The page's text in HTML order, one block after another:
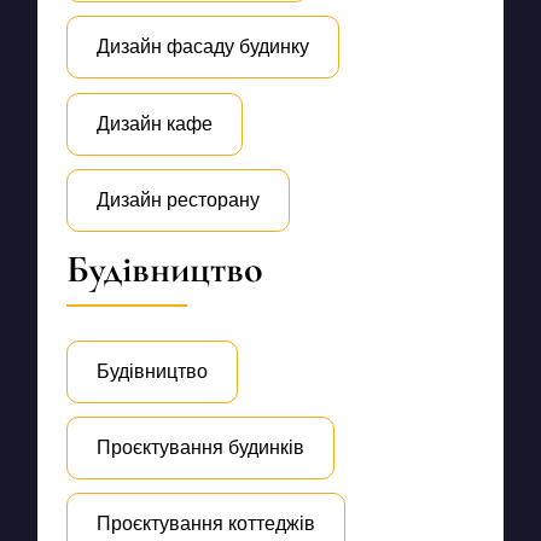
Дизайн фасаду будинку
Дизайн кафе
Дизайн ресторану
Будівництво
Будівництво
Проєктування будинків
Проєктування коттеджів